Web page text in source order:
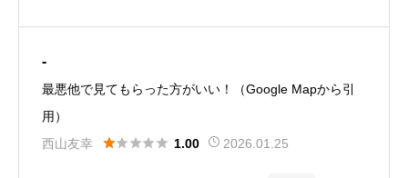
-
最悪他で見てもらった方がいい！（Google Mapから引
用）
西山友幸
 1.00 2026.01.25